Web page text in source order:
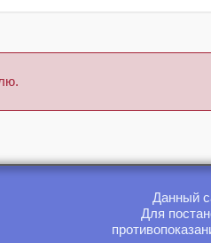
Данный
Для